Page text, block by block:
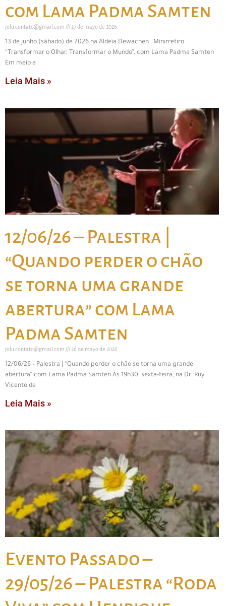
com Lama Padma Samten
jolu.contato@gmail.com 27 de mayo de 2026
13 de junho (sábado) de 2026 na Aldeia Dewachen Minirretiro
“Transformar o Olhar, Transformar o Mundo”, com Lama Padma Samten
Em meio a
Leia Mais »
12/06/26 – Palestra |
“Quando perder o chão
se torna uma grande
abertura” com Lama
Padma Samten
jolu.contato@gmail.com 26 de mayo de 2026
12/06/26 – Palestra | “Quando perder o chão se torna uma grande
abertura” com Lama Padma Samten Às 19h30, sexta-feira, na Dr. Ruy
Vicente de
Leia Mais »
Evento Passado –
29/05/26 – Palestra “Roda